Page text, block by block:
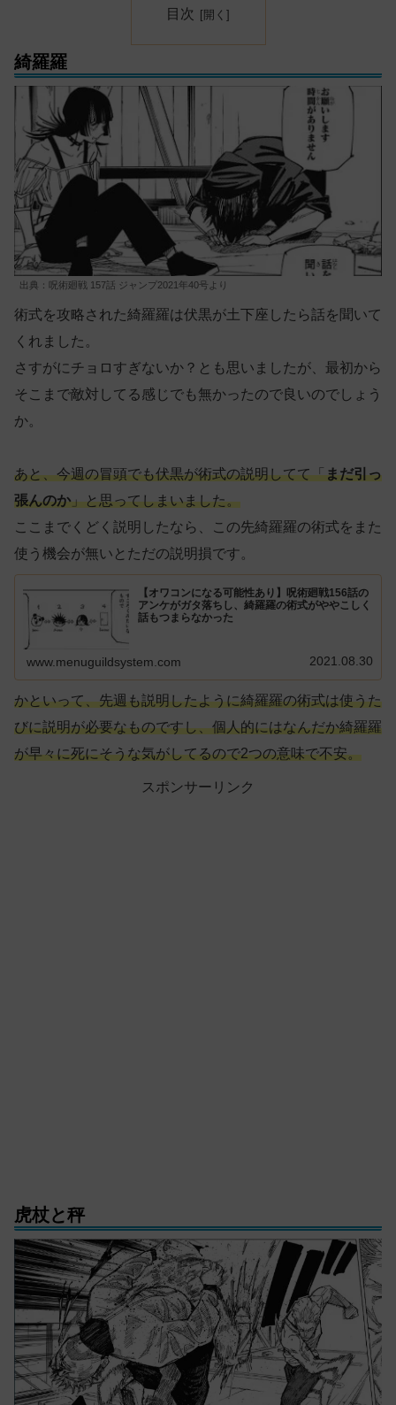
目次
綺羅羅
出典：呪術廻戦 157話 ジャンプ2021年40号より
術式を攻略された綺羅羅は伏黒が土下座したら話を聞いて
くれました。
さすがにチョロすぎないか？とも思いましたが、最初から
そこまで敵対してる感じでも無かったので良いのでしょう
か。
あと、今週の冒頭でも伏黒が術式の説明してて「まだ引っ
張んのか」と思ってしまいました。
ここまでくどく説明したなら、この先綺羅羅の術式をまた
使う機会が無いとただの説明損です。
【オワコンになる可能性あり】呪術廻戦156話の
アンケがガタ落ちし、綺羅羅の術式がややこしく
話もつまらなかった
www.menuguildsystem.com 2021.08.30
かといって、先週も説明したように綺羅羅の術式は使うた
びに説明が必要なものですし、個人的にはなんだか綺羅羅
が早々に死にそうな気がしてるので2つの意味で不安。
スポンサーリンク
虎杖と秤